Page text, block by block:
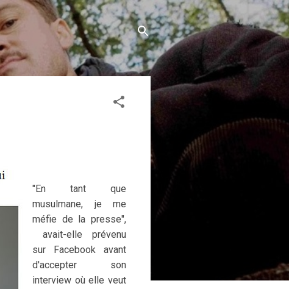
"En tant que
musulmane, je me
méfie de la presse",
avait-elle prévenu
sur Facebook avant
d'accepter son
interview où elle veut